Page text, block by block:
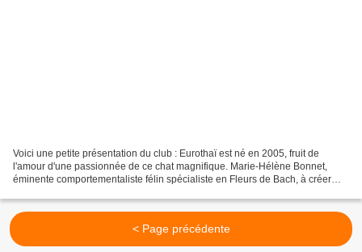
Voici une petite présentation du club : Eurothaï est né en 2005, fruit de
l'amour d'une passionnée de ce chat magnifique. Marie-Hélène Bonnet,
éminente comportementaliste félin spécialiste en Fleurs de Bach, à créer
< Page précédente